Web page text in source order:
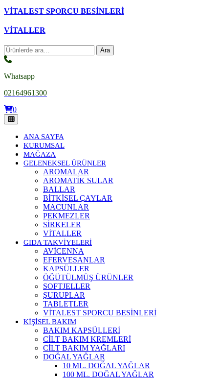
VİTALEST SPORCU BESİNLERİ
VİTALLER
Ara: Ara
Whatsapp
02164961300
0
ANA SAYFA
KURUMSAL
MAĞAZA
GELENEKSEL ÜRÜNLER
AROMALAR
AROMATİK SULAR
BALLAR
BİTKİSEL ÇAYLAR
MACUNLAR
PEKMEZLER
SİRKELER
VİTALLER
GIDA TAKVİYELERİ
AVİCENNA
EFERVESANLAR
KAPSÜLLER
ÖĞÜTÜLMÜŞ ÜRÜNLER
SOFTJELLER
ŞURUPLAR
TABLETLER
VİTALEST SPORCU BESİNLERİ
KİŞİSEL BAKIM
BAKIM KAPSÜLLERİ
CİLT BAKIM KREMLERİ
CİLT BAKIM YAĞLARI
DOĞAL YAĞLAR
10 ML. DOĞAL YAĞLAR
100 ML. DOĞAL YAĞLAR